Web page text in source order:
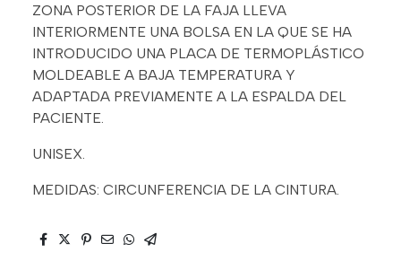
ZONA POSTERIOR DE LA FAJA LLEVA
INTERIORMENTE UNA BOLSA EN LA QUE SE HA
INTRODUCIDO UNA PLACA DE TERMOPLÁSTICO
MOLDEABLE A BAJA TEMPERATURA Y
ADAPTADA PREVIAMENTE A LA ESPALDA DEL
PACIENTE.
UNISEX.
MEDIDAS: CIRCUNFERENCIA DE LA CINTURA.